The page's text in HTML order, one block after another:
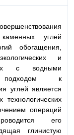
углей
обогащения,
и
с водными
подходом к
углей является
технологических
операций
его
глинистую